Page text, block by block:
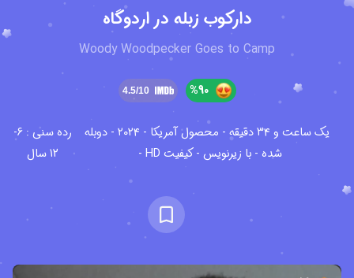
دارکوب زبله در اردوگاه
Woody Woodpecker Goes to Camp
90
%
4.5/10
یک ساعت و ۳۴ دقیقه - محصول آمریکا - ۲۰۲۴ - دوبله
شده - با زیرنویس - کیفیت HD -
رده سنی : 6-
12 سال